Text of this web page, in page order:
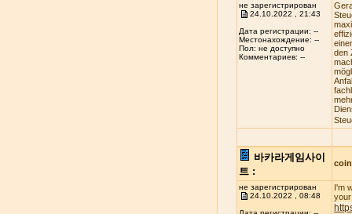
не зарегистрирован
24.10.2022 , 21:43
Дата регистрации: --
Местонахождение: --
Пол: не доступно
Комментариев: --
den
바카라게임사이
트 :
не зарегистрирован
24.10.2022 , 08:48
I'm